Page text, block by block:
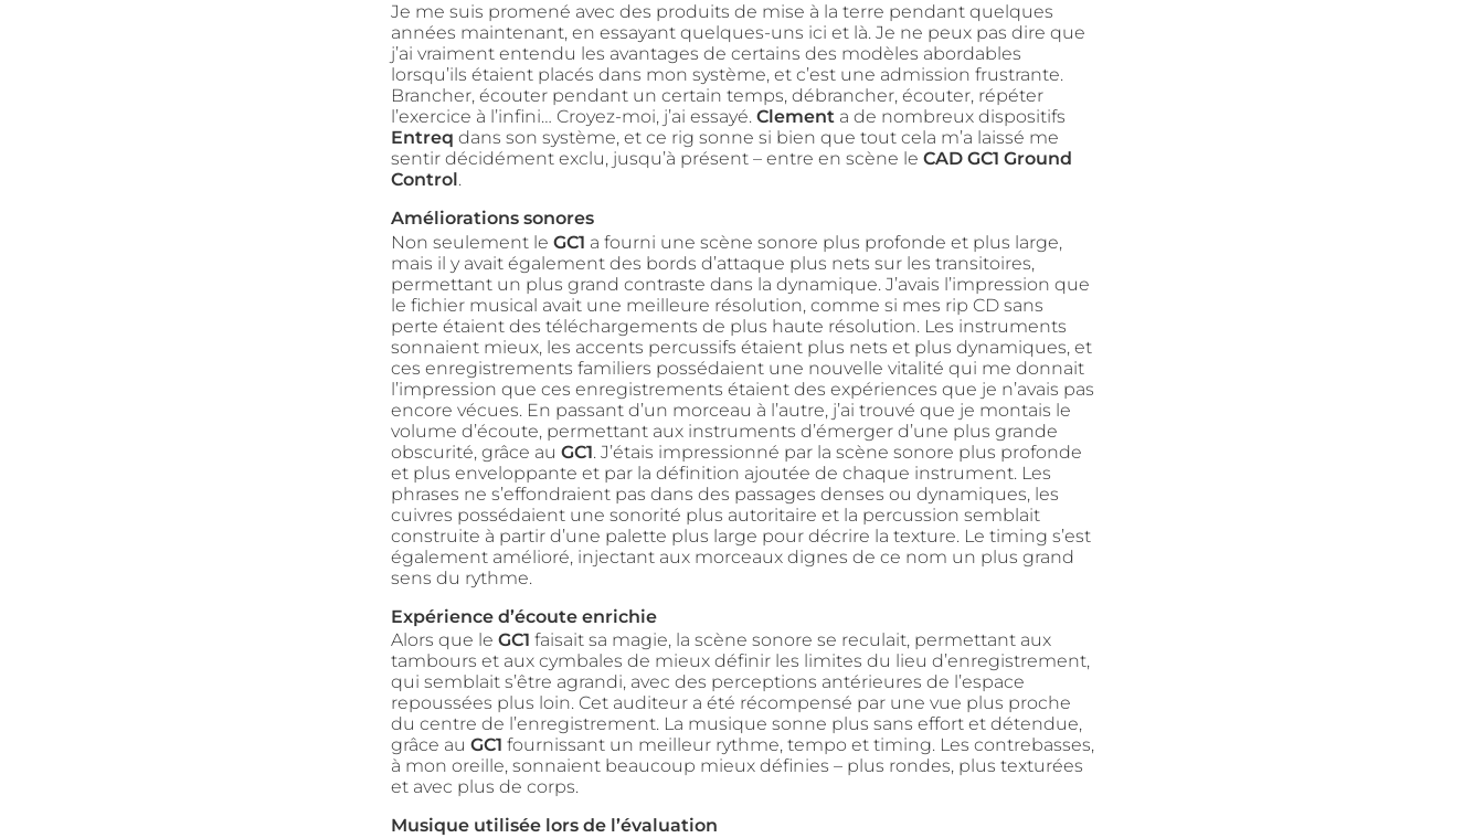
Je me suis promené avec des produits de mise à la terre pendant quelques
années maintenant, en essayant quelques-uns ici et là. Je ne peux pas dire que
j’ai vraiment entendu les avantages de certains des modèles abordables
lorsqu’ils étaient placés dans mon système, et c’est une admission frustrante.
Brancher, écouter pendant un certain temps, débrancher, écouter, répéter
l’exercice à l’infini… Croyez-moi, j’ai essayé. Clementa de nombreux dispositifs
Entreq dans son système, et ce rig sonne si bien que tout cela m’a laissé me
sentir décidément exclu, jusqu’à présent – entre en scène le CAD GC1 Ground
Control.
Améliorations sonores
Non seulement le GC1 a fourni une scène sonore plus profonde et plus large,
mais il y avait également des bords d’attaque plus nets sur les transitoires,
permettant un plus grand contraste dans la dynamique. J’avais l’impression que
le fichier musical avait une meilleure résolution, comme si mes rip CD sans
perte étaient des téléchargements de plus haute résolution. Les instruments
sonnaient mieux, les accents percussifs étaient plus nets et plus dynamiques, et
ces enregistrements familiers possédaient une nouvelle vitalité qui me donnait
l’impression que ces enregistrements étaient des expériences que je n’avais pas
encore vécues. En passant d’un morceau à l’autre, j’ai trouvé que je montais le
volume d’écoute, permettant aux instruments d’émerger d’une plus grande
obscurité, grâce au GC1. J’étais impressionné par la scène sonore plus profonde
et plus enveloppante et par la définition ajoutée de chaque instrument. Les
phrases ne s’effondraient pas dans des passages denses ou dynamiques, les
cuivres possédaient une sonorité plus autoritaire et la percussion semblait
construite à partir d’une palette plus large pour décrire la texture. Le timing s’est
également amélioré, injectant aux morceaux dignes de ce nom un plus grand
sens du rythme.
Expérience d’écoute enrichie
Alors que le GC1 faisait sa magie, la scène sonore se reculait, permettant aux
tambours et aux cymbales de mieux définir les limites du lieu d’enregistrement,
qui semblait s’être agrandi, avec des perceptions antérieures de l’espace
repoussées plus loin. Cet auditeur a été récompensé par une vue plus proche
du centre de l’enregistrement. La musique sonne plus sans effort et détendue,
grâce au GC1 fournissant un meilleur rythme, tempo et timing. Les contrebasses,
à mon oreille, sonnaient beaucoup mieux définies – plus rondes, plus texturées
et avec plus de corps.
Musique utilisée lors de l’évaluation